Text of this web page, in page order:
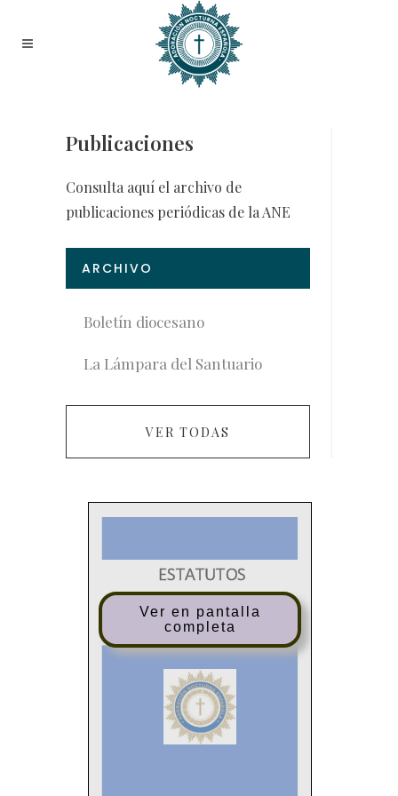
Publicaciones
Consulta aquí el archivo de
publicaciones periódicas de la ANE
ARCHIVO
Boletín diocesano
La Lámpara del Santuario
VER TODAS
Ver en pantalla
completa
ESTATUTOS
ADORACIÓN NOCTUR NA
ESPAÑOLA